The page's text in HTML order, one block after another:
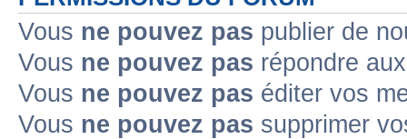
Vous ne pouvez pas publier de
Vous ne pouvez pas répondre
Vous ne pouvez pas éditer vos
Vous ne pouvez pas supprimer